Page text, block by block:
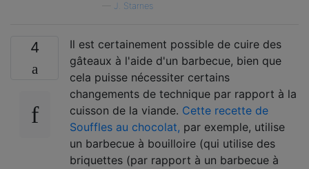
J. Starnes
4
Il est certainement possible de cuire des
gâteaux à l'aide d'un barbecue, bien que
cela puisse nécessiter certains
changements de technique par rapport à la
cuisson de la viande. Cette recette de
Souffles au chocolat, par exemple, utilise
un barbecue à bouilloire (qui utilise des
briquettes (par rapport à un barbecue à